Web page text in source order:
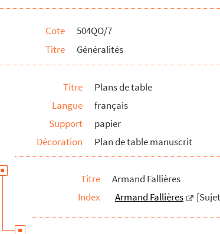
d'un Congrés de statistique
du Roi de Grèce
chinoise
Cote
504QO/7
Titre
Généralités
Titre
Plans de table
Langue
français
Support
papier
Décoration
Plan de table manuscrit
Titre
Armand Fallières
Index
Armand Fallières